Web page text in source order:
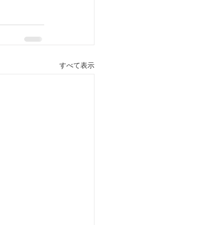
すべて表示